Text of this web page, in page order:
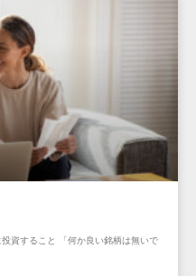
資すること 「何か良い銘柄は無いで